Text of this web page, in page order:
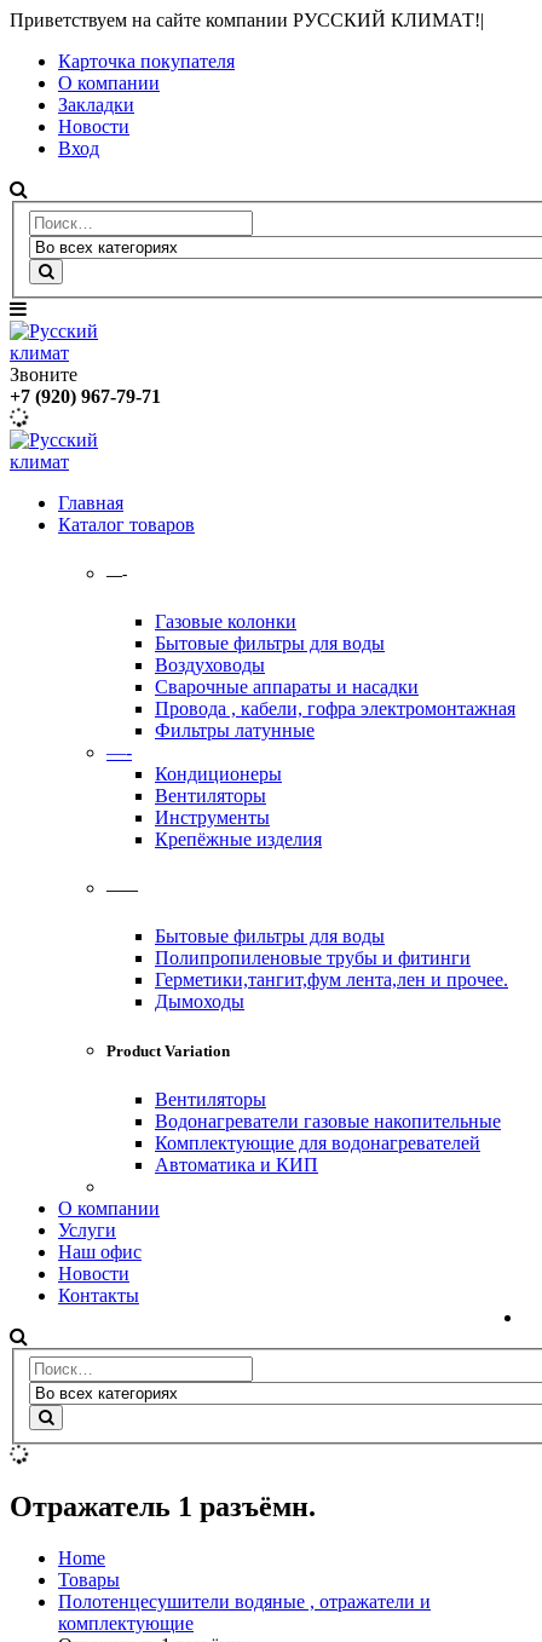
Приветствуем на сайте компании РУССКИЙ КЛИМАТ!|
Карточка покупателя
О компании
Закладки
Новости
Вход
Звоните
+7 (920) 967-79-71
Главная
Каталог товаров
—-
Газовые колонки
Бытовые фильтры для воды
Воздуховоды
Сварочные аппараты и насадки
Провода , кабели, гофра электромонтажная
Фильтры латунные
—-
Кондиционеры
Вентиляторы
Инструменты
Крепёжные изделия
——
Бытовые фильтры для воды
Полипропиленовые трубы и фитинги
Герметики,тангит,фум лента,лен и прочее.
Дымоходы
Product Variation
Вентиляторы
Водонагреватели газовые накопительные
Комплектующие для водонагревателей
Автоматика и КИП
О компании
Услуги
Наш офис
Новости
Контакты
Отражатель 1 разъёмн.
Home
Товары
Полотенцесушители водяные , отражатели и
комплектующие